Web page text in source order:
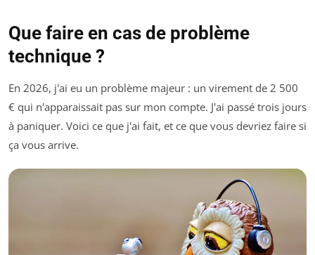
Que faire en cas de problème
technique ?
En 2026, j'ai eu un problème majeur : un virement de 2 500
€ qui n'apparaissait pas sur mon compte. J'ai passé trois jours
à paniquer. Voici ce que j'ai fait, et ce que vous devriez faire si
ça vous arrive.